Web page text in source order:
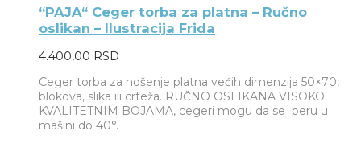
“PAJA“ Ceger torba za platna – Ručno
oslikan – Ilustracija Frida
4.400,00 RSD
Ceger torba za nošenje platna većih dimenzija 50×70,
blokova, slika ili crteža. RUČNO OSLIKANA VISOKO
KVALITETNIM BOJAMA, cegeri mogu da se peru u
mašini do 40°.